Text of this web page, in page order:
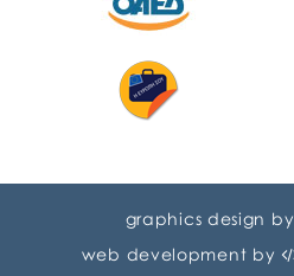
graphics design by
web development by